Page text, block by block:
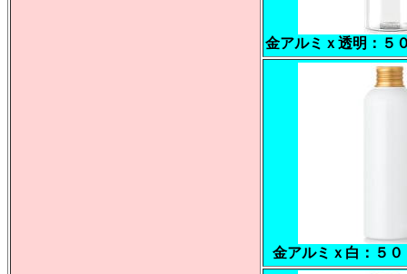
金アルミｘ透明：５
金アルミｘ白：５